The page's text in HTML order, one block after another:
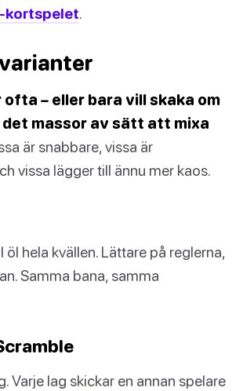
kortspelet.
ofta – eller bara vill skaka om
det massor av sätt att mixa
är snabbare, vissa är
vissa lägger till ännu mer kaos.
öl hela kvällen. Lättare på reglerna,
Samma bana, samma
Varje lag skickar en annan spelare